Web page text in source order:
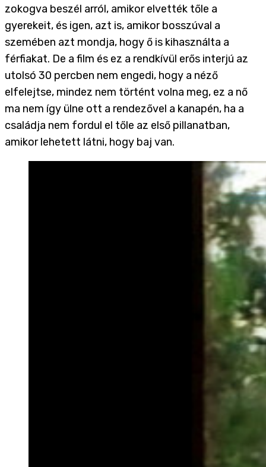
zokogva beszél arról, amikor elvették tőle a
gyerekeit, és igen, azt is, amikor bosszúval a
szemében azt mondja, hogy ő is kihasználta a
férfiakat. De a film és ez a rendkívül erős interjú az
utolsó 30 percben nem engedi, hogy a néző
elfelejtse, mindez nem történt volna meg, ez a nő
ma nem így ülne ott a rendezővel a kanapén, ha a
családja nem fordul el tőle az első pillanatban,
amikor lehetett látni, hogy baj van.